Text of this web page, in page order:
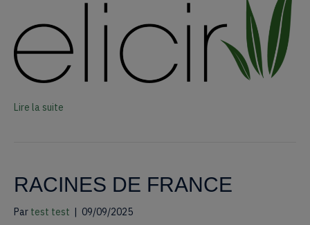
Lire la suite
RACINES DE FRANCE
Par test test | 09/09/2025